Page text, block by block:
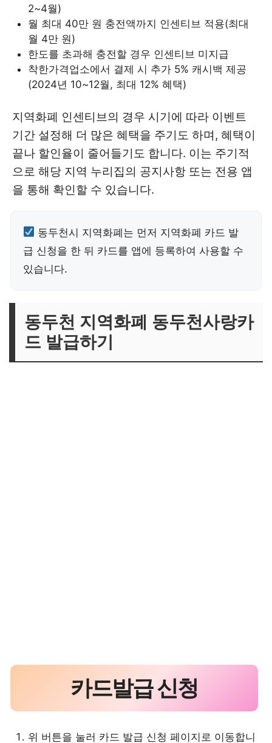
2~4월)
월 최대 40만 원 충전액까지 인센티브 적용(최대
월 4만 원)
한도를 초과해 충전할 경우 인센티브 미지급
착한가격업소에서 결제 시 추가 5% 캐시백 제공
(2024년 10~12월, 최대 12% 혜택)
지역화폐 인센티브의 경우 시기에 따라 이벤트
기간 설정해 더 많은 혜택을 주기도 하며, 혜택이
끝나 할인율이 줄어들기도 합니다. 이는 주기적
으로 해당 지역 누리집의 공지사항 또는 전용 앱
을 통해 확인할 수 있습니다.
동두천시 지역화폐는 먼저 지역화폐 카드 발
급 신청을 한 뒤 카드를 앱에 등록하여 사용할 수
있습니다.
동두천 지역화폐 동두천사랑카
드 발급하기
카드발급 신청
위 버튼을 눌러 카드 발급 신청 페이지로 이동합니